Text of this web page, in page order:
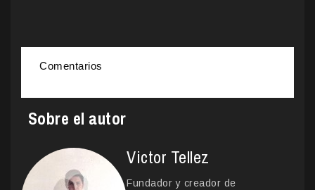
Comentarios
Sobre el autor
Victor Tellez
Fundador y creador de